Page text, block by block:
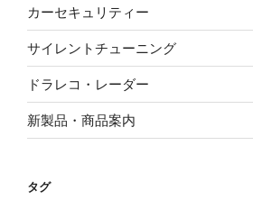
カーセキュリティー
サイレントチューニング
ドラレコ・レーダー
新製品・商品案内
タグ